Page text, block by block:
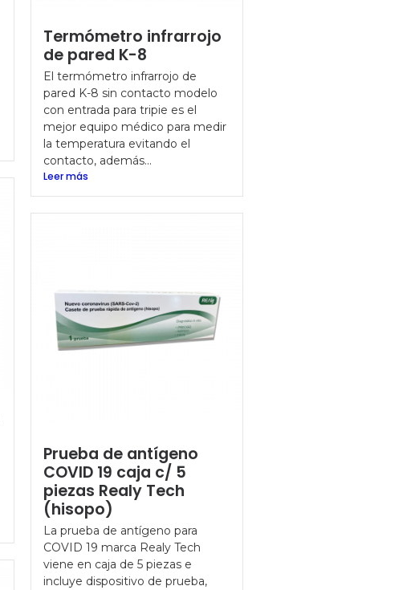
Termómetro infrarrojo
de pared K-8
El termómetro infrarrojo de
pared K-8 sin contacto modelo
con entrada para tripie es el
mejor equipo médico para medir
la temperatura evitando el
contacto, además...
Leer más
Prueba de antígeno
COVID 19 caja c/ 5
piezas Realy Tech
(hisopo)
La prueba de antígeno para
COVID 19 marca Realy Tech
viene en caja de 5 piezas e
incluye dispositivo de prueba,